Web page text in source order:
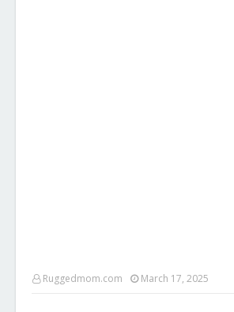
Ruggedmom.com March 17, 2025